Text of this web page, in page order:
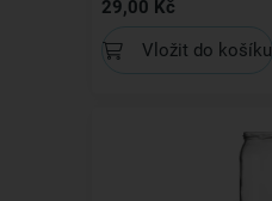
29,00 Kč
Vložit do košíku